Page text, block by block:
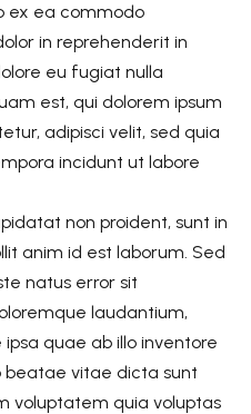
ex ea commodo
in reprehenderit in
eu fugiat nulla
est, qui dolorem ipsum
adipisci velit, sed quia
incidunt ut labore
non proident, sunt in
anim id est laborum. Sed
natus error sit
laudantium,
quae ab illo inventore
vitae dicta sunt
voluptatem quia voluptas